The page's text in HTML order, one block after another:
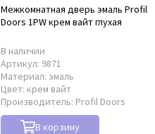
Межкомнатная дверь эмаль Profil
Doors 1PW крем вайт глухая
В наличии
Артикул: 9871
Материал: эмаль
Цвет: крем вайт
Производитель: Profil Doors
В корзину